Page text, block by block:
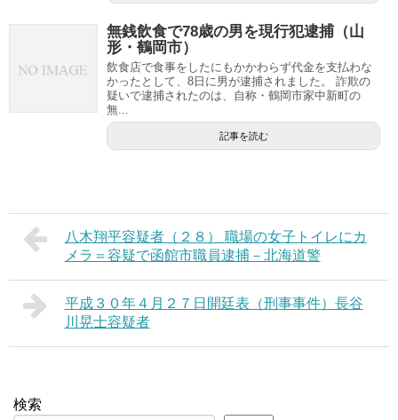
無銭飲食で78歳の男を現行犯逮捕（山
形・鶴岡市）
飲食店で食事をしたにもかかわらず代金を支払わな
かったとして、8日に男が逮捕されました。 詐欺の
疑いで逮捕されたのは、自称・鶴岡市家中新町の
無...
記事を読む
八木翔平容疑者（２８） 職場の女子トイレにカ
メラ＝容疑で函館市職員逮捕－北海道警
平成３０年４月２７日開廷表（刑事事件）長谷
川晃士容疑者
検索